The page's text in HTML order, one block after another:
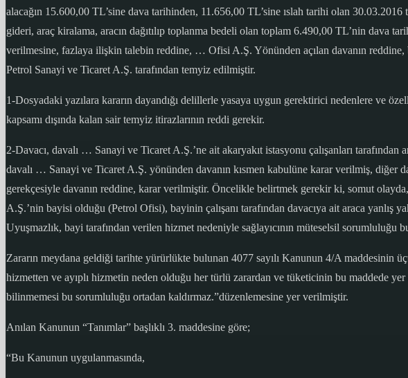
alacağın 15.600,00 TL’sine dava tarihinden, 11.656,00 TL’sine ıslah tarihi olan
gideri, araç kiralama, aracın dağıtılıp toplanma bedeli olan toplam 6.490,00 TL’nin dava
verilmesine, fazlaya ilişkin talebin reddine, … Ofisi A.Ş. Yönünden açılan davanın
Petrol Sanayi ve Ticaret A.Ş. tarafından temyiz edilmiştir.
1-Dosyadaki yazılara kararın dayandığı delillerle yasaya uygun gerektirici nedenlere ve
kapsamı dışında kalan sair temyiz itirazlarının reddi gerekir.
2-Davacı, davalı … Sanayi ve Ticaret A.Ş.’ne ait akaryakıt istasyonu çalışanları tarafından
davalı … Sanayi ve Ticaret A.Ş. yönünden davanın kısmen kabulüne karar verilmiş, diğer
gerekçesiyle davanın reddine, karar verilmiştir. Öncelikle belirtmek gerekir ki, somut
A.Ş.’nin bayisi olduğu (Petrol Ofisi), bayinin çalışanı tarafından davacıya ait araca yanlış
Uyuşmazlık, bayi tarafından verilen hizmet nedeniyle sağlayıcının müteselsil sorumluluğu
Zararın meydana geldiği tarihte yürürlükte bulunan 4077 sayılı Kanunun 4/A maddesinin
hizmetten ve ayıplı hizmetin neden olduğu her türlü zarardan ve tüketicinin bu maddede
bilinmemesi bu sorumluluğu ortadan kaldırmaz.”düzenlemesine yer verilmiştir.
Anılan Kanunun “Tanımlar” başlıklı 3. maddesine göre;
“Bu Kanunun uygulanmasında,